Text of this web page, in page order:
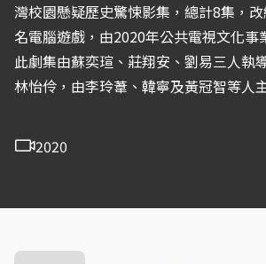
灣校園懸疑歷史驚悚影集，總計8集，
名電腦遊戲，由2020年公共電視文化事
此劇集由蘇奕瑄、莊翔安、劉易三人執
林怡伶，由李玲葦、韓寧及黃冠智等人
2020